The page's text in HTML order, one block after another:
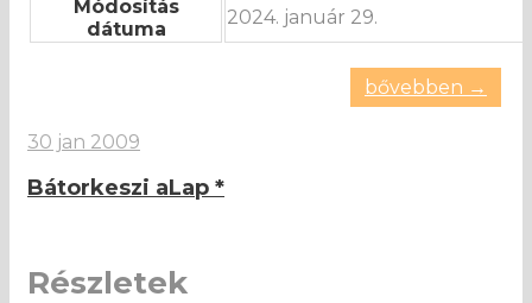
Módosítás
dátuma
2024. január 29.
bővebben →
30 jan 2009
Bátorkeszi aLap *
Részletek